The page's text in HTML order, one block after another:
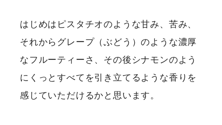
はじめはピスタチオのような甘み、苦み、
それからグレープ（ぶどう）のような濃厚
なフルーティーさ、その後シナモンのよう
にくっとすべてを引き立てるような香りを
感じていただけるかと思います。